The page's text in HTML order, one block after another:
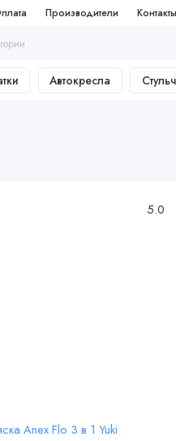
Производители Контакты
Автокресла
5.0